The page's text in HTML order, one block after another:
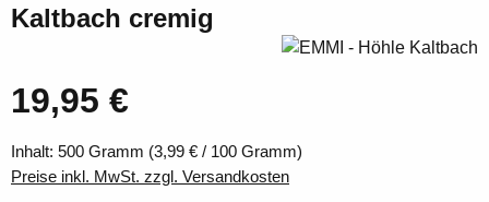
Kaltbach cremig
Regulärer Preis:
19,95 €
Inhalt: 500 Gramm (3,99 € / 100 Gramm)
Preise inkl. MwSt. zzgl. Versandkosten